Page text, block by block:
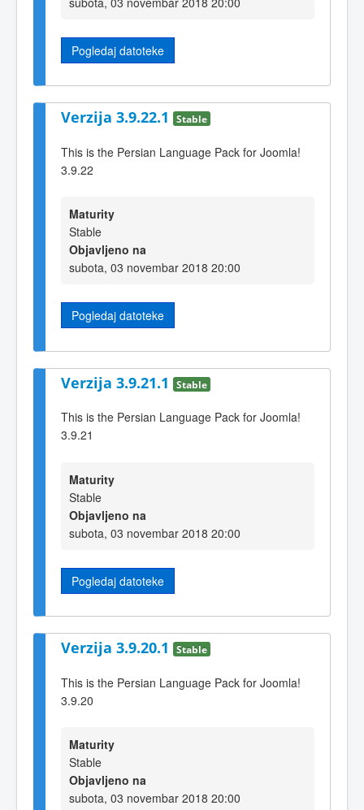
Pogledaj datoteke
Verzija 3.9.22.1 Stable
This is the Persian Language Pack for Joomla!
3.9.22
Maturity
Stable
Objavljeno na
subota, 03 novembar 2018 20:00
Pogledaj datoteke
Verzija 3.9.21.1 Stable
This is the Persian Language Pack for Joomla!
3.9.21
Maturity
Stable
Objavljeno na
subota, 03 novembar 2018 20:00
Pogledaj datoteke
Verzija 3.9.20.1 Stable
This is the Persian Language Pack for Joomla!
3.9.20
Maturity
Stable
Objavljeno na
subota, 03 novembar 2018 20:00